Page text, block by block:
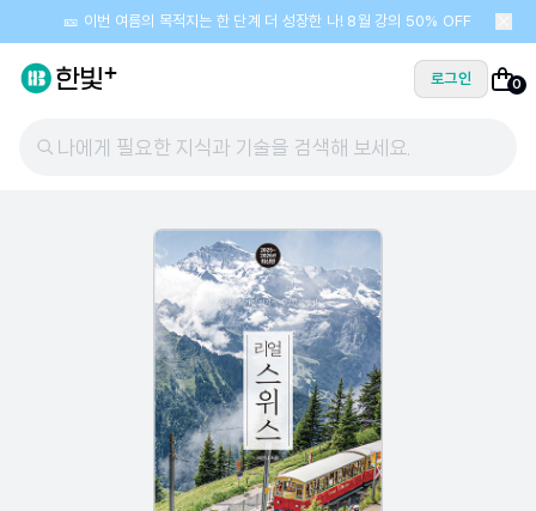
🎫 이번 여름의 목적지는 한 단계 더 성장한 나! 8월 강의 50% OFF
로그인 0
나에게 필요한 지식과 기술을 검색해 보세요.